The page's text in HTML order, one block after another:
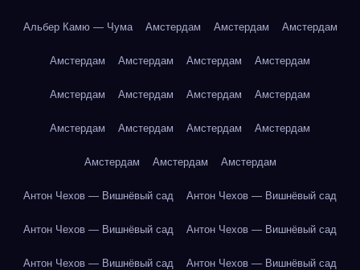
Альбер Камю — Чума Амстердам Амстердам Амстердам
Амстердам Амстердам Амстердам Амстердам
Амстердам Амстердам Амстердам Амстердам
Амстердам Амстердам Амстердам Амстердам
Амстердам Амстердам Амстердам
Антон Чехов — Вишнёвый сад Антон Чехов — Вишнёвый сад
Антон Чехов — Вишнёвый сад Антон Чехов — Вишнёвый сад
Антон Чехов — Вишнёвый сад Антон Чехов — Вишнёвый сад